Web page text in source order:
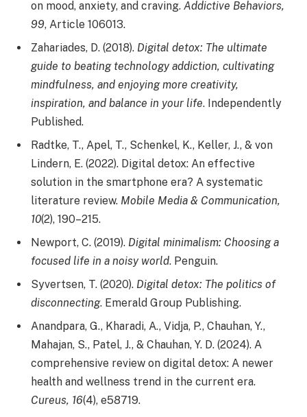
on mood, anxiety, and craving. Addictive Behaviors,
99, Article 106013.
Zahariades, D. (2018). Digital detox: The ultimate
guide to beating technology addiction, cultivating
mindfulness, and enjoying more creativity,
inspiration, and balance in your life. Independently
Published.
Radtke, T., Apel, T., Schenkel, K., Keller, J., & von
Lindern, E. (2022). Digital detox: An effective
solution in the smartphone era? A systematic
literature review. Mobile Media & Communication,
10(2), 190–215.
Newport, C. (2019). Digital minimalism: Choosing a
focused life in a noisy world. Penguin.
Syvertsen, T. (2020). Digital detox: The politics of
disconnecting. Emerald Group Publishing.
Anandpara, G., Kharadi, A., Vidja, P., Chauhan, Y.,
Mahajan, S., Patel, J., & Chauhan, Y. D. (2024). A
comprehensive review on digital detox: A newer
health and wellness trend in the current era.
Cureus, 16(4), e58719.